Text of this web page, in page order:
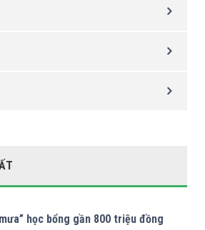
học bổng gần 800 triệu đồng